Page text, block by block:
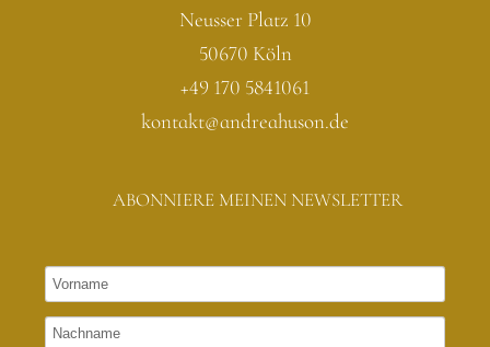
Neusser Platz 10
50670 Köln
+49 170 5841061
kontakt@andreahuson.de
ABONNIERE MEINEN NEWSLETTER